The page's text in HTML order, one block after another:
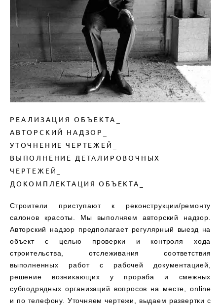
РЕАЛИЗАЦИЯ ОБЪЕКТА_
АВТОРСКИЙ НАДЗОР_
УТОЧНЕНИЕ ЧЕРТЕЖЕЙ_
ВЫПОЛНЕНИЕ ДЕТАЛИРОВОЧНЫХ
ЧЕРТЕЖЕЙ_
ДОКОМПЛЕКТАЦИЯ ОБЪЕКТА_
Строители приступают к реконструкции/ремонту
салонов красоты. Мы выполняем авторский надзор.
Авторский надзор предполагает регулярный выезд на
объект с целью проверки и контроля хода
строительства, отслеживания соответствия
выполненных работ с рабочей документацией,
решение возникающих у прораба и смежных
субподрядных организаций вопросов на месте, online
и по телефону. Уточняем чертежи, выдаем развертки с